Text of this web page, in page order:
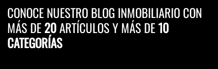
CONOCE NUESTRO BLOG INMOBILIARIO CON
MÁS DE20ARTÍCULOS Y MÁS DE10
CATEGORÍAS